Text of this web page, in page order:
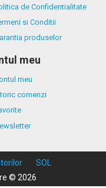
de Confidentialitate
si Conditii
produselor
meu
meu
comenzi
SOL
© 2026